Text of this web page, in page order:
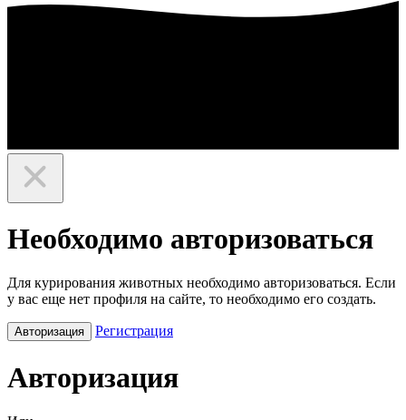
Необходимо авторизоваться
Для курирования животных необходимо авторизоваться. Если
у вас еще нет профиля на сайте, то необходимо его создать.
Авторизация Регистрация
Авторизация